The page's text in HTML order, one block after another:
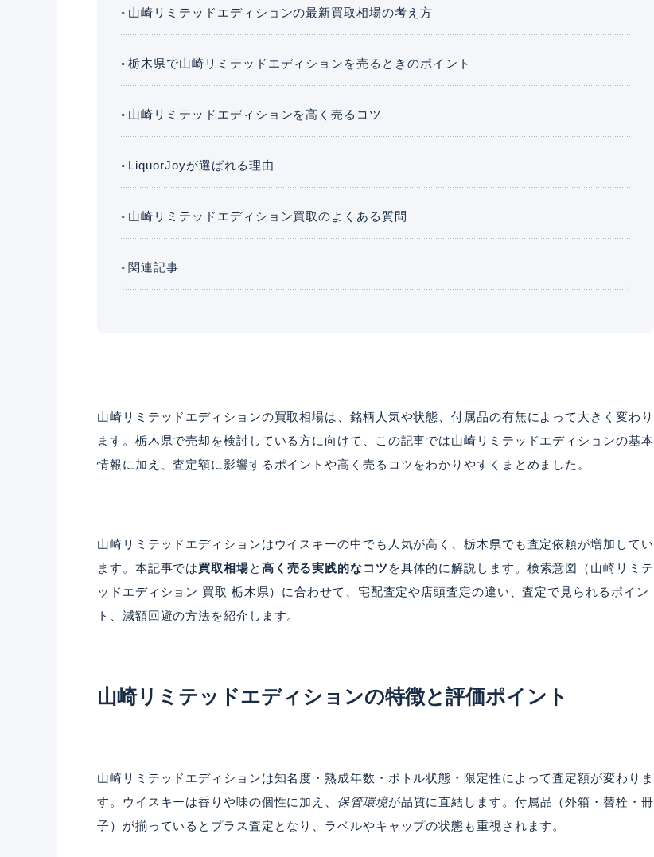
山崎リミテッドエディションの最新買取相場の考え方
栃木県で山崎リミテッドエディションを売るときのポイント
山崎リミテッドエディションを高く売るコツ
LiquorJoyが選ばれる理由
山崎リミテッドエディション買取のよくある質問
関連記事
山崎リミテッドエディションの買取相場は、銘柄人気や状態、付属品の有無によって大きく変わり
ます。栃木県で売却を検討している方に向けて、この記事では山崎リミテッドエディションの基本
情報に加え、査定額に影響するポイントや高く売るコツをわかりやすくまとめました。
山崎リミテッドエディションはウイスキーの中でも人気が高く、栃木県でも査定依頼が増加してい
ます。本記事では買取相場と 高く売る実践的なコツ を具体的に解説します。検索意図（山崎リミテ
ッドエディション 買取 栃木県）に合わせて、宅配査定や店頭査定の違い、査定で見られるポイン
ト、減額回避の方法を紹介します。
山崎リミテッドエディションの特徴と評価ポイント
山崎リミテッドエディションは知名度・熟成年数・ボトル状態・限定性によって査定額が変わりま
す。ウイスキーは香りや味の個性に加え、 保管環境が品質に直結します。付属品（外箱・替栓・冊
子）が揃っているとプラス査定となり、ラベルやキャップの状態も重視されます。